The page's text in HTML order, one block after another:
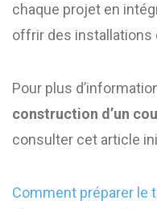
chaque projet en
offrir des installations
Pour plus
construction d’un
consulter cet article
Comment préparer le